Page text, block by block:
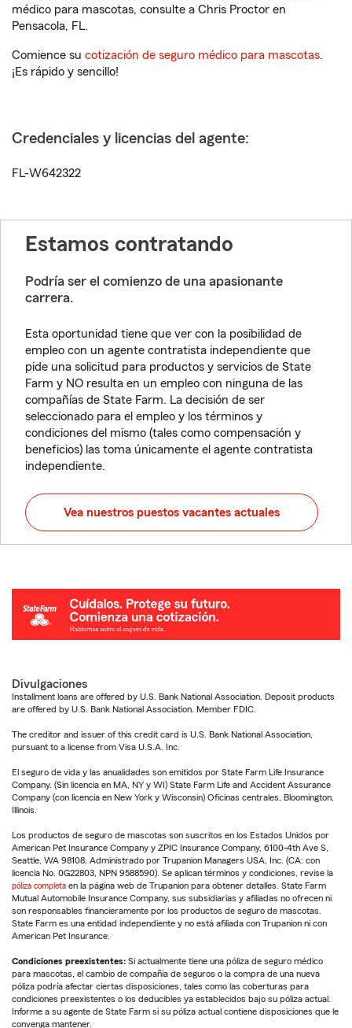
médico para mascotas, consulte a Chris Proctor en
Pensacola, FL.
Comience su cotización de seguro médico para mascotas.
¡Es rápido y sencillo!
Credenciales y licencias del agente:
FL-W642322
Estamos contratando
Podría ser el comienzo de una apasionante
carrera.
Esta oportunidad tiene que ver con la posibilidad de
empleo con un agente contratista independiente que
pide una solicitud para productos y servicios de State
Farm y NO resulta en un empleo con ninguna de las
compañías de State Farm. La decisión de ser
seleccionado para el empleo y los términos y
condiciones del mismo (tales como compensación y
beneficios) las toma únicamente el agente contratista
independiente.
Vea nuestros puestos vacantes actuales
Divulgaciones
Installment loans are offered by U.S. Bank National Association. Deposit products
are offered by U.S. Bank National Association. Member FDIC.
The creditor and issuer of this credit card is U.S. Bank National Association,
pursuant to a license from Visa U.S.A. Inc.
El seguro de vida y las anualidades son emitidos por State Farm Life Insurance
Company. (Sin licencia en MA, NY y WI) State Farm Life and Accident Assurance
Company (con licencia en New York y Wisconsin) Oficinas centrales, Bloomington,
Illinois.
Los productos de seguro de mascotas son suscritos en los Estados Unidos por
American Pet Insurance Company y ZPIC Insurance Company, 6100-4th Ave S,
Seattle, WA 98108. Administrado por Trupanion Managers USA, Inc. (CA: con
licencia No. 0G22803, NPN 9588590). Se aplican términos y condiciones, revise la
póliza completa en la página web de Trupanion para obtener detalles. State Farm
Mutual Automobile Insurance Company, sus subsidiarias y afiliadas no ofrecen ni
son responsables financieramente por los productos de seguro de mascotas.
State Farm es una entidad independiente y no está afiliada con Trupanion ni con
American Pet Insurance.
Condiciones preexistentes: Si actualmente tiene una póliza de seguro médico
para mascotas, el cambio de compañía de seguros o la compra de una nueva
póliza podría afectar ciertas disposiciones, tales como las coberturas para
condiciones preexistentes o los deducibles ya establecidos bajo su póliza actual.
Informe a su agente de State Farm si su póliza actual contiene disposiciones que le
convenga mantener.